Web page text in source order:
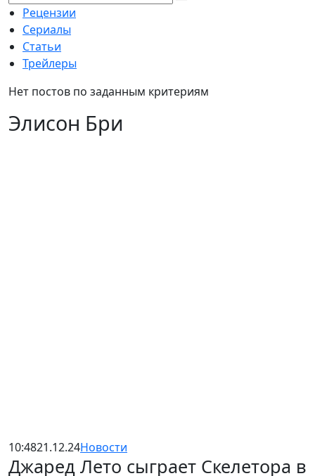
Рецензии
Сериалы
Статьи
Трейлеры
Нет постов по заданным критериям
Элисон Бри
10:4821.12.24Новости
Джаред Лето сыграет Скелетора в